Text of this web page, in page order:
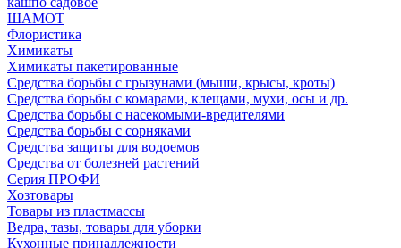
ШАМОТ
Флористика
Химикаты
Химикаты пакетированные
Средства борьбы с грызунами (мыши, крысы, кроты)
Средства борьбы с комарами, клещами, мухи, осы и др.
Средства борьбы с насекомыми-вредителями
Средства борьбы с сорняками
Средства защиты для водоемов
Средства от болезней растений
Серия ПРОФИ
Хозтовары
Товары из пластмассы
Ведра, тазы, товары для уборки
Кухонные принадлежности